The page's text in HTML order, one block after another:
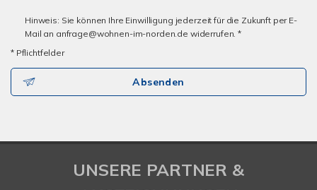
Hinweis: Sie können Ihre Einwilligung jederzeit für die Zukunft per E-
Mail an anfrage@wohnen-im-norden.de widerrufen. *
* Pflichtfelder
Absenden
UNSERE PARTNER &